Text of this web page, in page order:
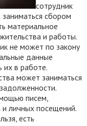
сотрудник
сбором
материальное
и работы.
не может по закону
данные
их в работе.
может заниматься
писем,
личных посещений.
есть